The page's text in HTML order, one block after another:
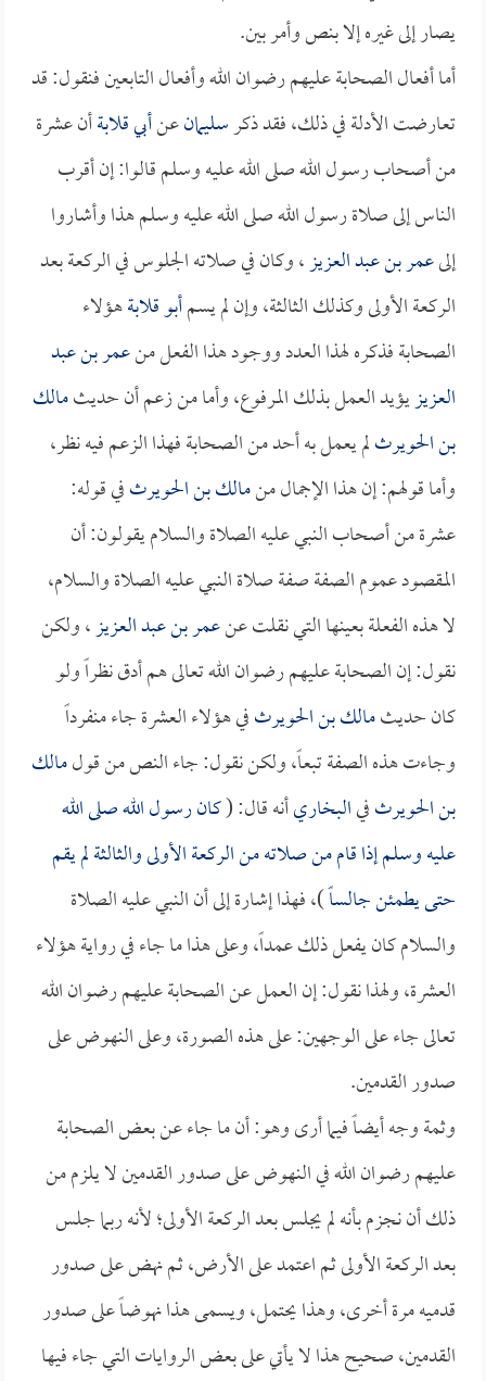
يصار إلى غيره إلا بنص وأمر بين.
أما أفعال الصحابة عليهم رضوان الله وأفعال التابعين فنقول: قد
تعارضت الأدلة في ذلك، فقد ذكرسليمانعنأبي قلابةأن عشرة
من أصحاب رسول الله صلى الله عليه وسلم قالوا: إن أقرب
الناس إلى صلاة رسول الله صلى الله عليه وسلم هذا وأشاروا
إلىعمر بن عبد العزيز، وكان في صلاته الجلوس في الركعة بعد
الركعة الأولى وكذلك الثالثة، وإن لم يسمأبو قلابةهؤلاء
الصحابة فذكره لهذا العدد ووجود هذا الفعل منعمر بن عبد
العزيزيؤيد العمل بذلك المرفوع، وأما من زعم أن حديثمالك
بن الحويرثلم يعمل به أحد من الصحابة فهذا الزعم فيه نظر،
وأما قولهم: إن هذا الإجمال منمالك بن الحويرثفي قوله:
عشرة من أصحاب النبي عليه الصلاة والسلام يقولون: أن
المقصود عموم الصفة صفة صلاة النبي عليه الصلاة والسلام،
لا هذه الفعلة بعينها التي نقلت عنعمر بن عبد العزيز، ولكن
نقول: إن الصحابة عليهم رضوان الله تعالى هم أدق نظراً ولو
كان حديثمالك بن الحويرثفي هؤلاء العشرة جاء منفرداً
وجاءت هذه الصفة تبعاً، ولكن نقول: جاء النص من قولمالك
بن الحويرثفيالبخاريأنه قال: (كان رسول الله صلى الله
عليه وسلم إذا قام من صلاته من الركعة الأولى والثالثة لم يقم
حتى يطمئن جالساً)، فهذا إشارة إلى أن النبي عليه الصلاة
والسلام كان يفعل ذلك عمداً، وعلى هذا ما جاء في رواية هؤلاء
العشرة، ولهذا نقول: إن العمل عن الصحابة عليهم رضوان الله
تعالى جاء على الوجهين: على هذه الصورة، وعلى النهوض على
صدور القدمين.
وثمة وجه أيضاً فيما أرى وهو: أن ما جاء عن بعض الصحابة
عليهم رضوان الله في النهوض على صدور القدمين لا يلزم من
ذلك أن نجزم بأنه لم يجلس بعد الركعة الأولى؛ لأنه ربما جلس
بعد الركعة الأولى ثم اعتمد على الأرض، ثم نهض على صدور
قدميه مرة أخرى، وهذا يحتمل، ويسمى هذا نهوضاً على صدور
القدمين، صحيح هذا لا يأتي على بعض الروايات التي جاء فيها